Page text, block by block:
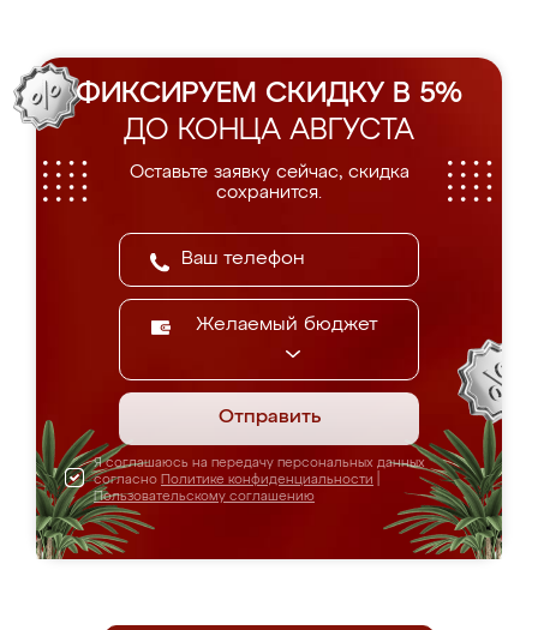
ФИКСИРУЕМ СКИДКУ В 5%
ДО КОНЦА АВГУСТА
Оставьте заявку сейчас, скидка
сохранится.
Желаемый бюджет
Отправить
Я соглашаюсь на передачу персональных данных
согласно Политике конфиденциальности
Пользовательскому соглашению